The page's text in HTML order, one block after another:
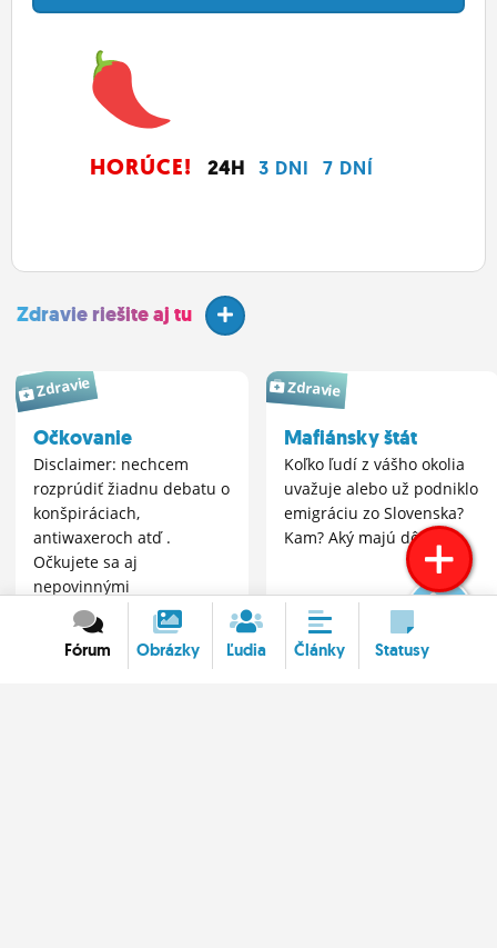
HORÚCE! 24H 3 DNI 7 DNÍ
Zdravie riešite aj tu
Zdravie
Očkovanie
Disclaimer: nechcem
rozprúdiť žiadnu debatu o
konšpiráciach,
antiwaxeroch atď .
Očkujete sa aj
nepovinnými
očkovaniami? Dočítala
som sa že napr. VŠZP
prepláca 50?ny očkovania
Zdravie
Mafiánsky štát
Koľko ľudí z vášho okolia
uvažuje alebo už podniklo
emigráciu zo Slovenska?
Kam? Aký majú dôvod?
Fórum Obrázky Ľudia Články Statusy